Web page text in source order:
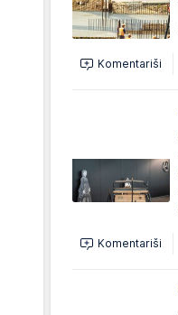
Komentariši
Komentariši